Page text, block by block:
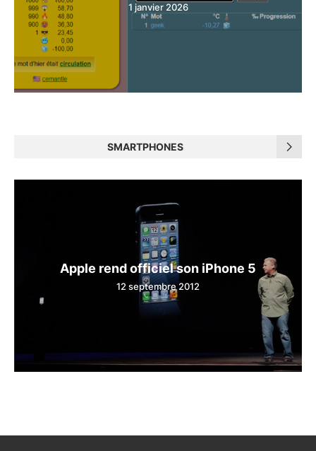
1 janvier 2026
SMARTPHONES
Apple rend officiel son iPhone 5
12 septembre 2012